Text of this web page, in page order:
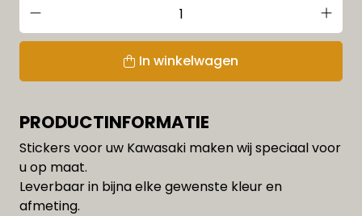
In winkelwagen
PRODUCTINFORMATIE
Stickers voor uw Kawasaki maken wij speciaal voor
u op maat.
Leverbaar in bijna elke gewenste kleur en
afmeting.